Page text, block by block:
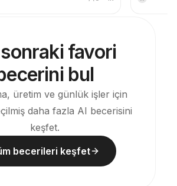
mitolojisi, bir anime/oyun
kartlık tam set, tek grup veya
destekler; görseller zarif
zeka plastik hissi yoktur.
görevleriyle her sabah
+ yorumlama için
görevi kendiniz
mavi,
favori
bul
üretim ve günlük işler için
daha fazla AI becerisini
keşfet.
becerileri keşfet